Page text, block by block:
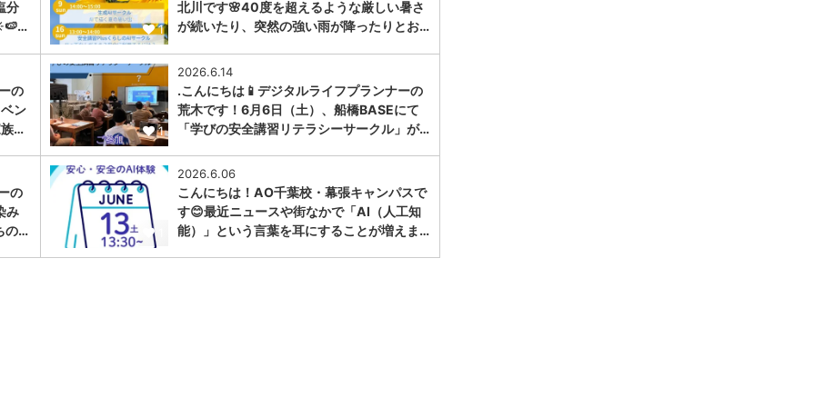
分
1
北川です🌸40度を超えるような厳しい暑さ
が続いたり、突然の強い雨が降ったりとお…
の
ン
族…
1
2026.6.14
.こんにちは📱デジタルライフプランナーの
荒木です！6月6日（土）、船橋BASEにて
「学びの安全講習リテラシーサークル」が…
の
み
の…
1
2026.6.06
こんにちは！AO千葉校・幕張キャンパスで
す😊最近ニュースや街なかで「AI（人工知
能）」という言葉を耳にすることが増えま…